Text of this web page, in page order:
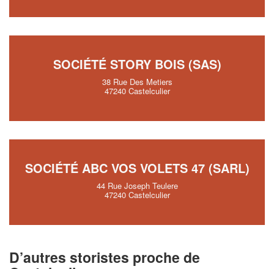
SOCIÉTÉ STORY BOIS (SAS)
38 Rue Des Metiers
47240 Castelculier
SOCIÉTÉ ABC VOS VOLETS 47 (SARL)
44 Rue Joseph Teulere
47240 Castelculier
D’autres storistes proche de